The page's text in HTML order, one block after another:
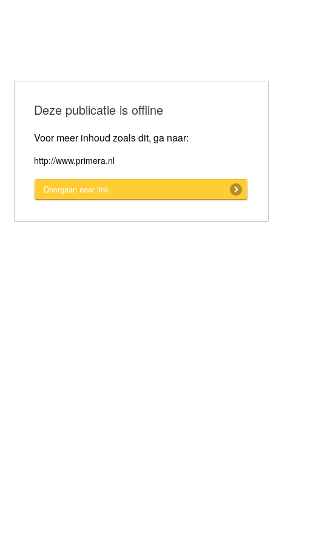
Deze publicatie is offline
Voor meer inhoud zoals dit, ga naar:
http://www.primera.nl
Doorgaan naar link